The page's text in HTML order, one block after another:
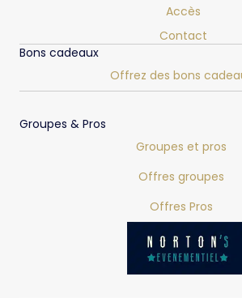
Accès
Contact
Bons cadeaux
Offrez des bons
Groupes & Pros
Groupes et pros
Offres groupes
Offres Pros